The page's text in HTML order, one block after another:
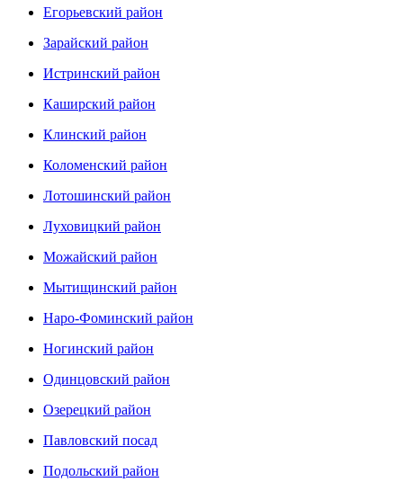
Егорьевский район
Зарайский район
Истринский район
Каширский район
Клинский район
Коломенский район
Лотошинский район
Луховицкий район
Можайский район
Мытищинский район
Наро-Фоминский район
Ногинский район
Одинцовский район
Озерецкий район
Павловский посад
Подольский район